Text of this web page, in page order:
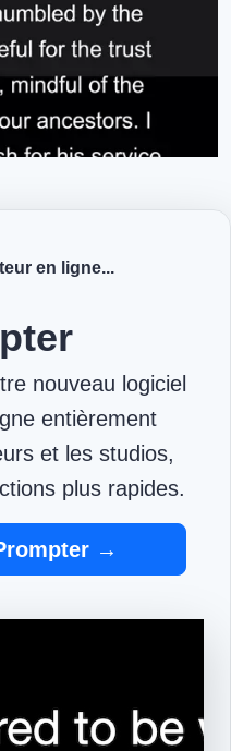
en ligne...
nouveau logiciel
entièrement
et les studios,
plus rapides.
→